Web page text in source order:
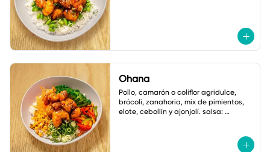
Ohana
Pollo, camarón o coliflor agridulce,
brócoli, zanahoria, mix de pimientos,
elote, cebollín y ajonjolí. salsa: